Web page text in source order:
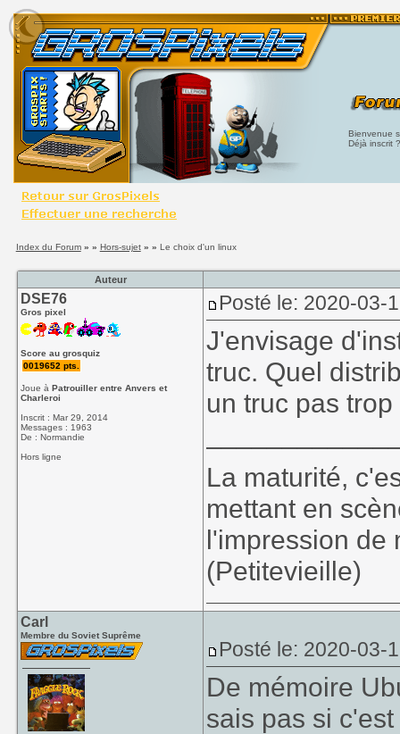
Bienvenue
Déjà inscrit
Index du Forum» » Hors-sujet» » Le choix d'un linux
Auteur
DSE76
Gros pixel
Score au grosquiz
0019652 pts.
Joue àPatrouiller entre Anvers et
Charleroi
Inscrit : Mar 29, 2014
Messages : 1963
De : Normandie
Hors ligne
Posté le: 2020-03-
J'envisage
truc. Quel
un truc pas
La maturité,
mettant en
l'impression de
(Petitevieille)
Carl
Membre du Soviet Suprême
Posté le: 2020-03-
De mémoire
sais pas si